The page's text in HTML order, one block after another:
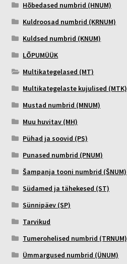
Hõbedased numbrid (HNUM)
Kuldroosad numbrid (KRNUM)
Kuldsed numbrid (KNUM)
LÕPUMÜÜK
Multikategelased (MT)
Multikategelaste kujulised (MTK)
Mustad numbrid (MNUM)
Muu huvitav (MH)
Pühad ja soovid (PS)
Punased numbrid (PNUM)
Šampanja tooni numbrid (ŠNUM)
Südamed ja tähekesed (ST)
Sünnipäev (SP)
Tarvikud
Tumerohelised numbrid (TRNUM)
Ümmargused numbrid (ÜNUM)